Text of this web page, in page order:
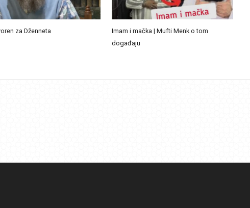
za Dženneta
Imam i mačka | Mufti Menk o tom
događaju